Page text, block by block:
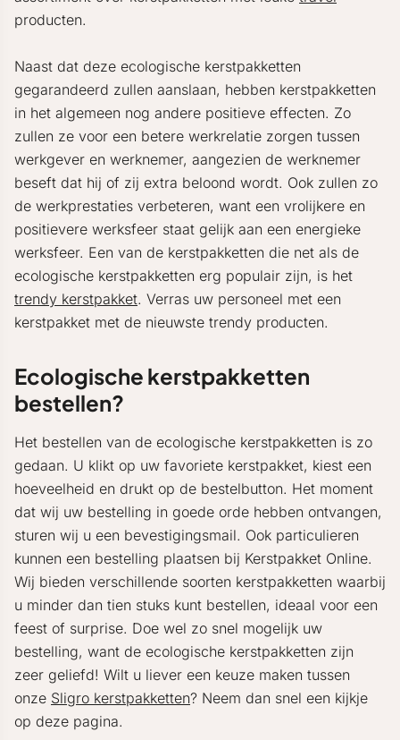
producten.
Naast dat deze ecologische kerstpakketten
gegarandeerd zullen aanslaan, hebben kerstpakketten
in het algemeen nog andere positieve effecten. Zo
zullen ze voor een betere werkrelatie zorgen tussen
werkgever en werknemer, aangezien de werknemer
beseft dat hij of zij extra beloond wordt. Ook zullen zo
de werkprestaties verbeteren, want een vrolijkere en
positievere werksfeer staat gelijk aan een energieke
werksfeer. Een van de kerstpakketten die net als de
ecologische kerstpakketten erg populair zijn, is het
trendy kerstpakket. Verras uw personeel met een
kerstpakket met de nieuwste trendy producten.
Ecologische kerstpakketten
bestellen?
Het bestellen van de ecologische kerstpakketten is zo
gedaan. U klikt op uw favoriete kerstpakket, kiest een
hoeveelheid en drukt op de bestelbutton. Het moment
dat wij uw bestelling in goede orde hebben ontvangen,
sturen wij u een bevestigingsmail. Ook particulieren
kunnen een bestelling plaatsen bij Kerstpakket Online.
Wij bieden verschillende soorten kerstpakketten waarbij
u minder dan tien stuks kunt bestellen, ideaal voor een
feest of surprise. Doe wel zo snel mogelijk uw
bestelling, want de ecologische kerstpakketten zijn
zeer geliefd! Wilt u liever een keuze maken tussen
onze Sligro kerstpakketten? Neem dan snel een kijkje
op deze pagina.